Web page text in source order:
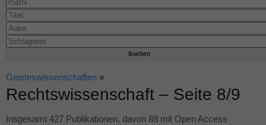
Geisteswissenschaften »
Rechtswissenschaft – Seite 8/9
Insgesamt 427 Publikationen, davon 88 mit Open Access